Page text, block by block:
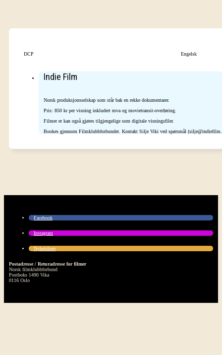
DCP Engelsk
Indie Film
Norsk produksjonsselskap som står bak en rekke dokumentarer.
Pris: 850 kr per visning inkludert mva og movietransit-overføring.
Filmer er kan også gjøres tilgjengelige som digitale visningsfiler.
Bookes gjennom Filmklubbforbundet. Kontakt Silje Viki ved spørsmål
Facebook
Instagram
Nyhetsbrev
Postadresse / Returadresse for filmer
Norsk filmklubbforbund
Postboks 1490 Vika
0116 Oslo